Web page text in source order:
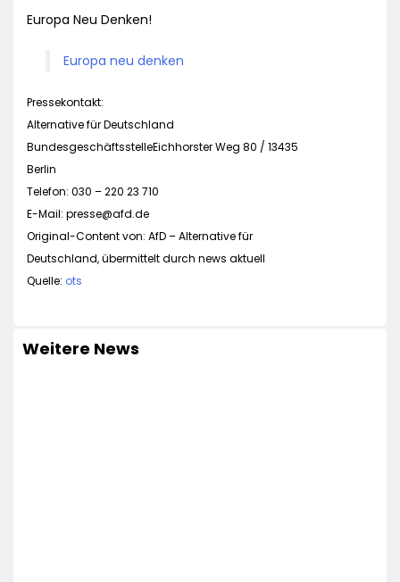
Europa Neu Denken!
Europa neu denken
Pressekontakt:
Alternative für Deutschland
BundesgeschäftsstelleEichhorster Weg 80 / 13435
Berlin
Telefon: 030 – 220 23 710
E-Mail: presse@afd.de
Original-Content von: AfD – Alternative für
Deutschland, übermittelt durch news aktuell
Quelle: ots
Weitere News